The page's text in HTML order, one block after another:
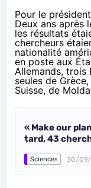
Pour le
Deux ans après
les résultats
chercheurs
nationalité
en poste aux
Allemands, trois
seules de
Suisse, de
« Make our
tard, 43
Sciences 30/09/